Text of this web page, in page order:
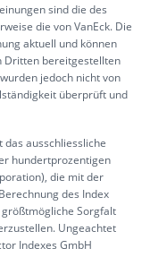
sind die des
die von VanEck. Die
aktuell und können
Dritten bereitgestellten
jedoch nicht von
überprüft und
ausschliessliche
hundertprozentigen
die mit der
des Index
Sorgfalt
Ungeachtet
Indexes GmbH